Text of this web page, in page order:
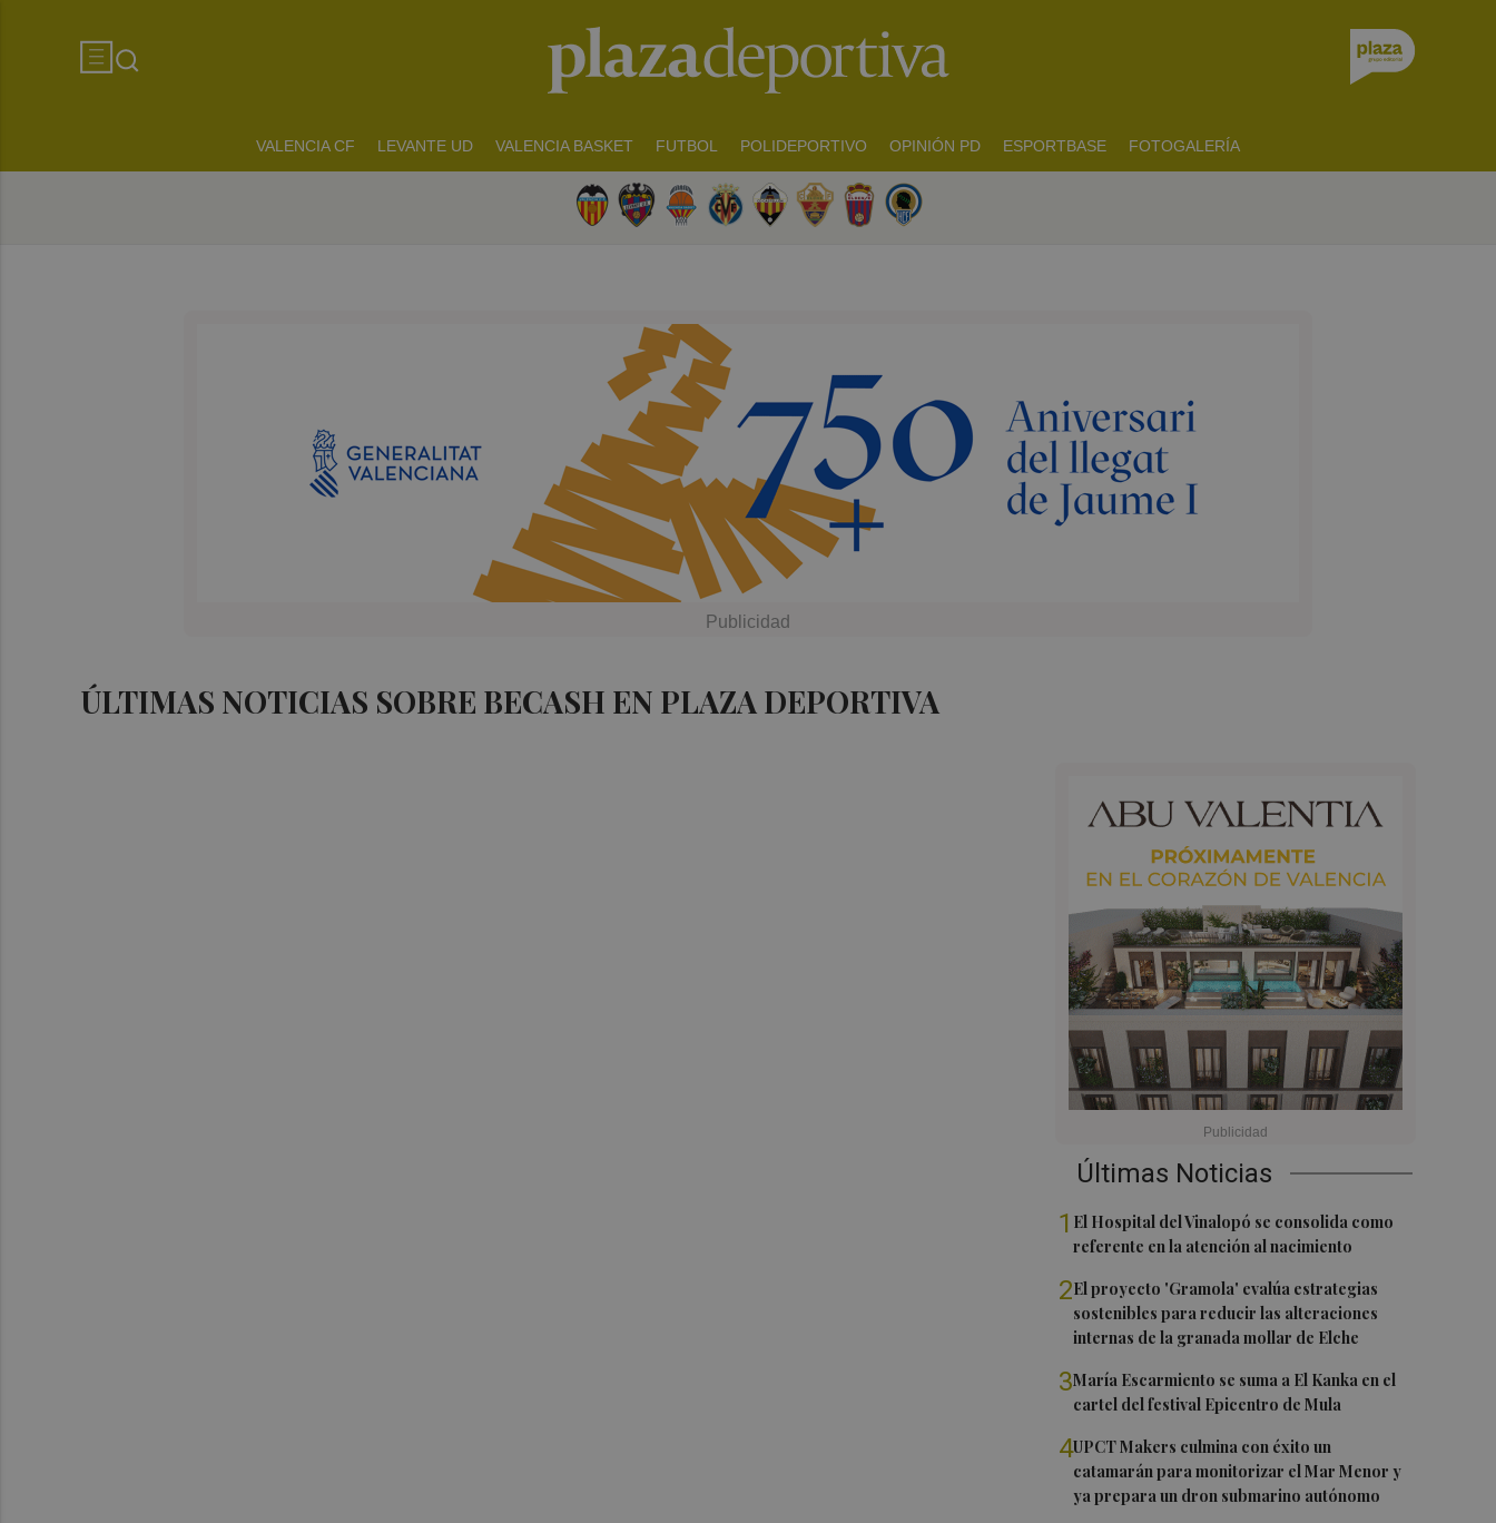
VALENCIA CF LEVANTE UD VALENCIA BASKET FUTBOL POLIDEPORTIVO OPINIÓN PD ESPORTBASE FOTOGALERÍA
ÚLTIMAS NOTICIAS SOBRE BECASH EN PLAZA DEPORTIVA
Últimas Noticias
1 El Hospital del Vinalopó se consolida como
referente en la atención al nacimiento
2El proyecto 'Gramola' evalúa estrategias
sostenibles para reducir las alteraciones
internas de la granada mollar de Elche
3María Escarmiento se suma a El Kanka en el
cartel del festival Epicentro de Mula
4UPCT Makers culmina con éxito un
catamarán para monitorizar el Mar Menor y
ya prepara un dron submarino autónomo